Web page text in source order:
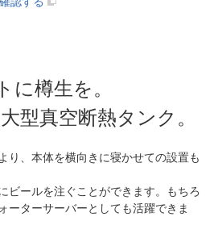
に樽生を。
型真空断熱タンク。
り、本体を横向きに寝かせての設置も
ビールを注ぐことができます。もちろ
ーターサーバーとしても活躍できま